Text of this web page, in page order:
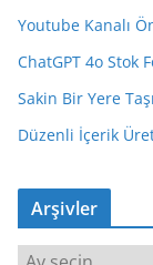
Youtube Kanalı
ChatGPT 4o Stok
Sakin Bir Yere
Düzenli İçerik
Arşivler